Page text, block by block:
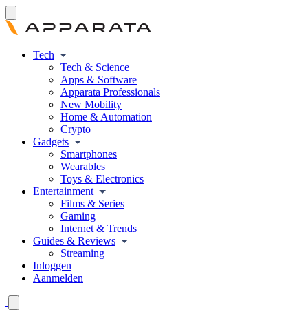
Tech
Tech & Science
Apps & Software
Apparata Professionals
New Mobility
Home & Automation
Crypto
Gadgets
Smartphones
Wearables
Toys & Electronics
Entertainment
Films & Series
Gaming
Internet & Trends
Guides & Reviews
Streaming
Inloggen
Aanmelden